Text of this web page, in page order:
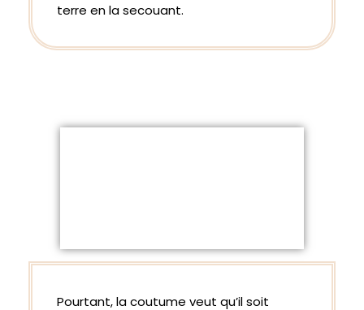
terre en la secouant.
Pourtant, la coutume veut qu’il soit